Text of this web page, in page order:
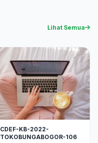
Lihat Semua
CDEF-KB-2022-
TOKOBUNGABOGOR-106